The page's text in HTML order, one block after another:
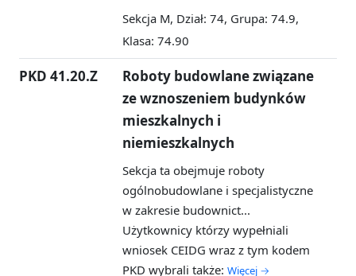
Sekcja M, Dział: 74, Grupa: 74.9,
Klasa: 74.90
PKD 41.20.Z
Roboty budowlane związane
ze wznoszeniem budynków
mieszkalnych i
niemieszkalnych
Sekcja ta obejmuje roboty
ogólnobudowlane i specjalistyczne
w zakresie budownict...
Użytkownicy którzy wypełniali
wniosek CEIDG wraz z tym kodem
PKD wybrali także: Więcej →